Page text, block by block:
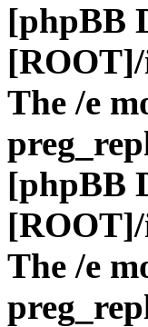
[phpBB
The /e
[phpBB
The /e